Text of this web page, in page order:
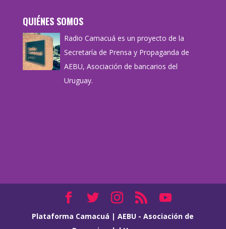
QUIÉNES SOMOS
Radio Camacuá es un proyecto de la
Secretaría de Prensa y Propaganda de
AEBU, Asociación de bancarios del
Uruguay.
Plataforma Camacuá |AEBU - Asociación de